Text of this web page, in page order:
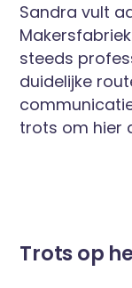
Sandra vult
steeds
duidelijke
trots om hier
Trots op